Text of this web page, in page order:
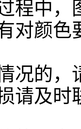
程中
对颜
况的
请及时